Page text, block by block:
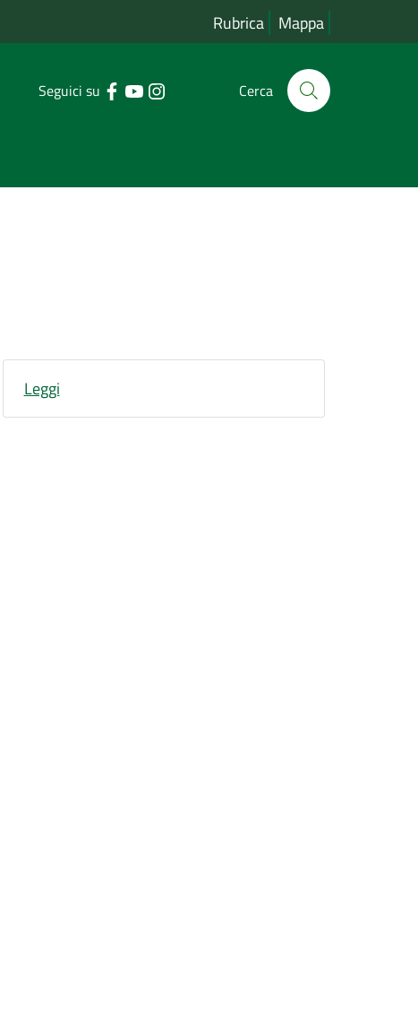
Rubrica Mappa
Seguici su Cerca
Leggi